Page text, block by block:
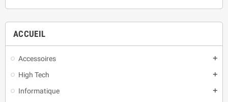
ACCUEIL
Accessoires add
High Tech add
Informatique add